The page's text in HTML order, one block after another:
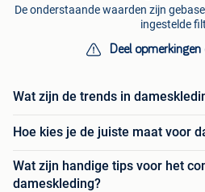
De onderstaande waarden zijn
ingestelde
Deel opmerkingen
Wat zijn de trends in
Hoe kies je de juiste maat voor
Wat zijn handige tips voor het
dameskleding?